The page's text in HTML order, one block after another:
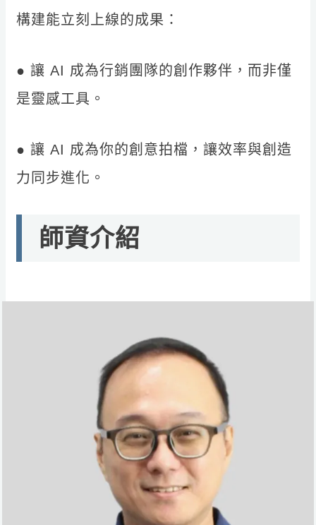
構建能立刻上線的成果：
● 讓 AI 成為行銷團隊的創作夥伴，而非僅
是靈感工具。
● 讓 AI 成為你的創意拍檔，讓效率與創造
力同步進化。
師資介紹